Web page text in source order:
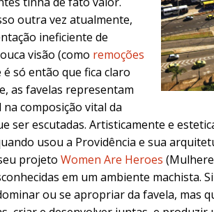
outra vez atualmente,
ineficiente de
visão (como remoções
só então que fica claro
as favelas representam
composição vital da
ser escutadas. Artisticamente e
usou a Providência e sua
projeto Women Are Heroes
em um ambiente machista.
ou se apropriar da favela, mas